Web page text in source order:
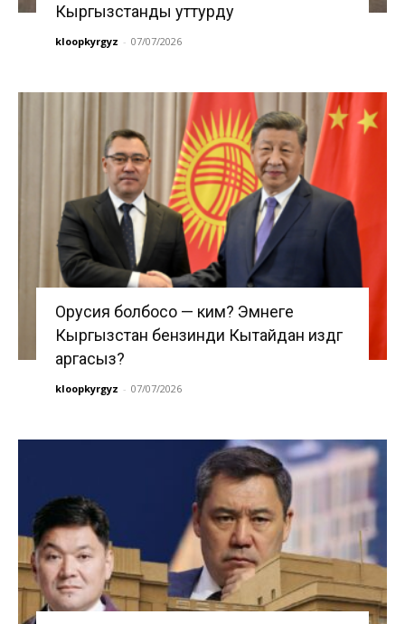
Кыргызстанды уттурду
kloopkyrgyz - 07/07/2026
Орусия болбосо — ким? Эмнеге
Кыргызстан бензинди Кытайдан издөөгө
аргасыз?
kloopkyrgyz - 07/07/2026